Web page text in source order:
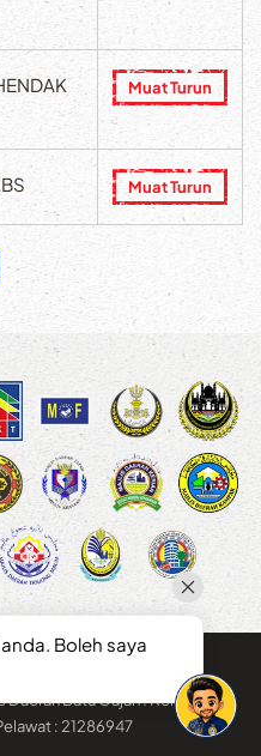
Muat Turun
Muat Turun
Batu Gajah . Kemaskini :
: 21286947
Boleh saya